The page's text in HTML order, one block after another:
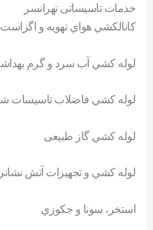
خدمات تاسیساتی تهرانسر
کانالکشي هواي تهويه و اگزاست
لوله کشي آب سرد و گرم
لوله کشي فاضلاب تاسیسات
لوله کشي گاز طبيعی
لوله کشي و تجهيزات آتش
استخر، سونا و جکوزي